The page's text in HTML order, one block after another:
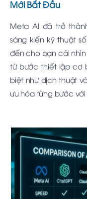
Mới Bắt Đầu
Meta AI đã trở
sáng kiến kỹ thuật
đến cho bạn cái
từ bước thiết lập cơ
biệt như dịch thuật
ưu hóa từng bước